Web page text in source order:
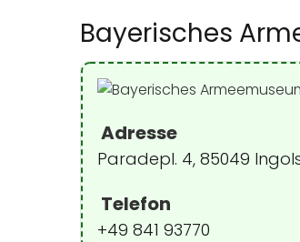
Bayerisches
Adresse
Paradepl. 4, 85049
Telefon
+49 841 93770